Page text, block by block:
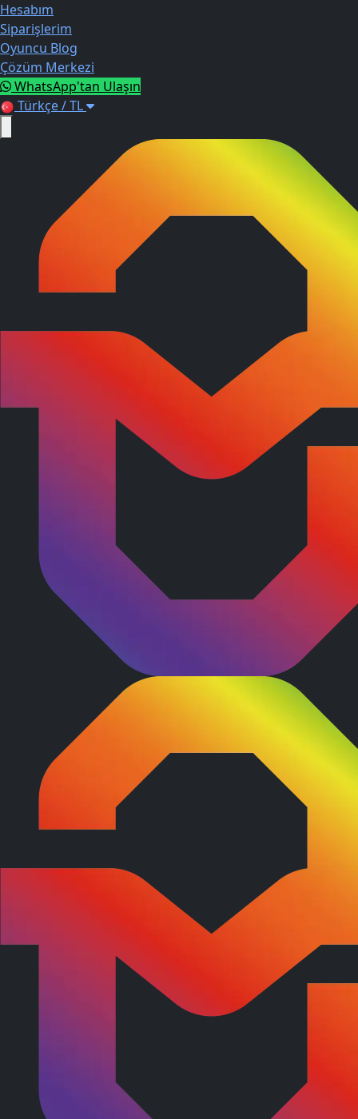
Hesabım
Siparişlerim
Oyuncu Blog
Çözüm Merkezi
WhatsApp'tan Ulaşın
Türkçe / TL